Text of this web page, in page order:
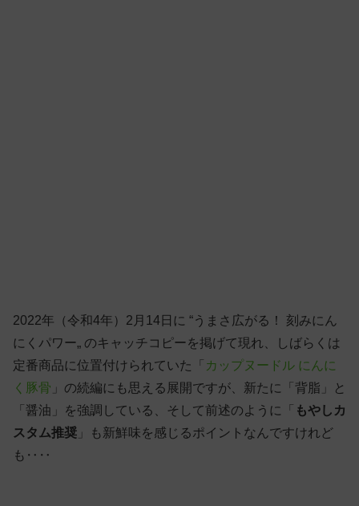
2022年（令和4年）2月14日に “うまさ広がる！ 刻みにん
にくパワー„ のキャッチコピーを掲げて現れ、しばらくは
定番商品に位置付けられていた「 カップヌードル にんに
く豚骨 」の続編にも思える展開ですが、新たに「背脂」と
「醤油」を強調している、そして前述のように「 もやしカ
スタム推奨 」も新鮮味を感じるポイントなんですけれど
も‥‥